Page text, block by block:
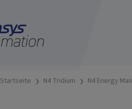
Startseite N4 Tridium N4 Energy